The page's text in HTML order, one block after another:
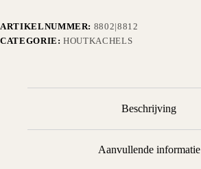
ARTIKELNUMMER: 8802|8812
CATEGORIE:HOUTKACHELS
Beschrijving
Aanvullende informatie